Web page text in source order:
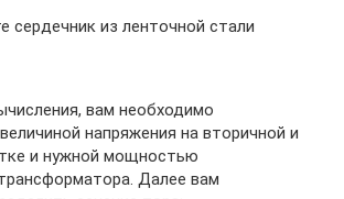
сердечник из ленточной стали
вам необходимо
напряжения на вторичной и
и нужной мощностью
Далее вам